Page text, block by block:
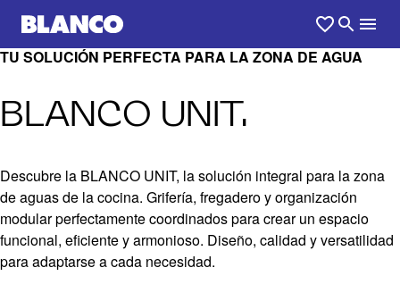
TU SOLUCIÓN PERFECTA PARA LA ZONA DE AGUA
BLANCO UNIT.
Descubre la BLANCO UNIT, la solución integral para la zona
de aguas de la cocina. Grifería, fregadero y organización
modular perfectamente coordinados para crear un espacio
funcional, eficiente y armonioso. Diseño, calidad y versatilidad
para adaptarse a cada necesidad.